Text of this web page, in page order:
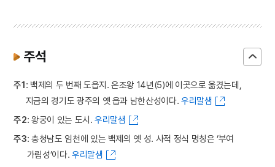
주석
주1: 백제의 두 번째 도읍지. 온조왕 14년(5)에 이곳으로 옮겼는데,
지금의 경기도 광주의 옛 읍과 남한산성이다. 우리말샘
주2: 왕궁이 있는 도시.우리말샘
주3: 충청남도 임천에 있는 백제의 옛 성. 사적 정식 명칭은 ‘부여
가림성’이다. 우리말샘